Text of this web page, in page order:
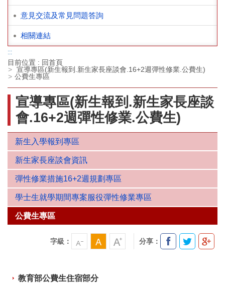
意見交流及常見問題答詢
相關連結
:::
目前位置 : 回首頁
宣導專區(新生報到.新生家長座談會.16+2週彈性修業.公費生)
公費生專區
宣導專區(新生報到.新生家長座談
會.16+2週彈性修業.公費生)
新生入學報到專區
新生家長座談會資訊
彈性修業措施16+2週規劃專區
學士生就學期間專案服役彈性修業專區
公費生專區
字級： 分享：
教育部公費生住宿部分